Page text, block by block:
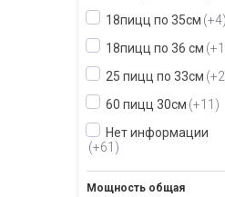
18пицц по 35см +4
18пицц по 36 см +1
25 пицц по 33см +2
60 пицц 30см +11
Нет информации
+61
Мощность общая